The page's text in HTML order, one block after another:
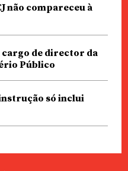
não compareceu à
cargo de director da
Público
só inclui